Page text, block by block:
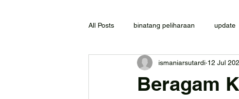
All Posts binatang peliharaan update
Beragam
ismaniarsutardi 12 Jul